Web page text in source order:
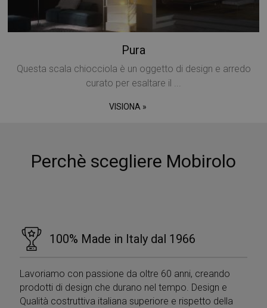
Pura
Questa scala chiocciola è un oggetto di design e arredo
curato per esaltare il ...
VISIONA »
Perchè scegliere Mobirolo
100% Made in Italy dal 1966
Lavoriamo con passione da oltre 60 anni, creando
prodotti di design che durano nel tempo. Design e
Qualità costruttiva italiana superiore e rispetto della